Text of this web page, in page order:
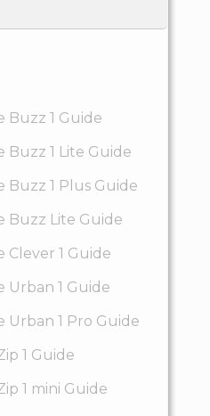
Buzz 1 Guide
Buzz 1 Lite Guide
Buzz 1 Plus Guide
Buzz Lite Guide
Clever 1 Guide
Urban 1 Guide
Urban 1 Pro Guide
1 Guide
1 mini Guide